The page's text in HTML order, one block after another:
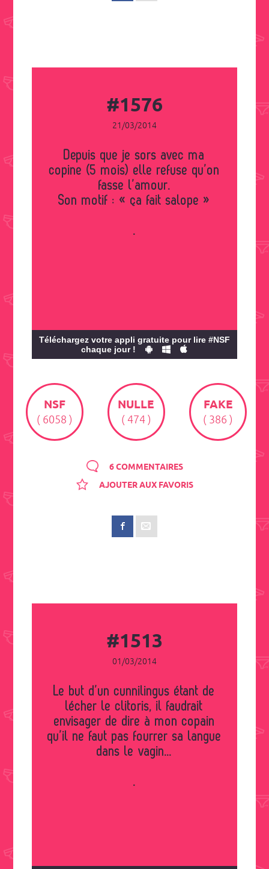
#1576
21/03/2014
Depuis que je sors avec ma
copine (5 mois) elle refuse qu’on
fasse l’amour.
Son motif : « ça fait salope »
.
Téléchargez votre appli gratuite pour lire #NSF
chaque jour !
NSF
( 6058 )
NULLE
( 474 )
FAKE
( 386 )
6 COMMENTAIRES
AJOUTER AUX FAVORIS
#1513
01/03/2014
Le but d’un cunnilingus étant de
lécher le clitoris, il faudrait
envisager de dire à mon copain
qu’il ne faut pas fourrer sa langue
dans le vagin...
.